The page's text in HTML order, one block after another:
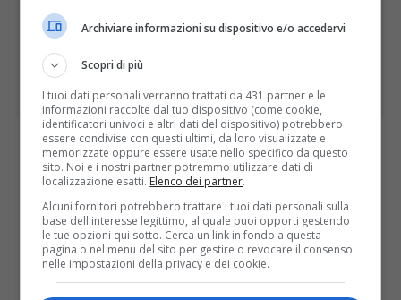
I PIÙ LETTI ULTIME
Archiviare informazioni su dispositivo e/o accedervi
Scopri di più
I tuoi dati personali verranno trattati da 431 partner e le
informazioni raccolte dal tuo dispositivo (come cookie,
identificatori univoci e altri dati del dispositivo) potrebbero
essere condivise con questi ultimi, da loro visualizzate e
memorizzate oppure essere usate nello specifico da questo
sito. Noi e i nostri partner potremmo utilizzare dati di
localizzazione esatti. Elenco dei partner.
Alcuni fornitori potrebbero trattare i tuoi dati personali sulla
base dell'interesse legittimo, al quale puoi opporti gestendo
le tue opzioni qui sotto. Cerca un link in fondo a questa
pagina o nel menu del sito per gestire o revocare il consenso
nelle impostazioni della privacy e dei cookie.